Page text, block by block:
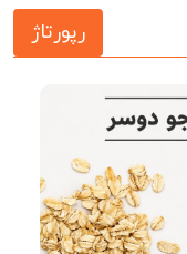
رپورتاژ